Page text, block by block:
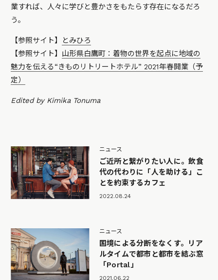
業すれば、人々に学びと豊かさをもたらす存在になるだろ
う。
【参照サイト】
とみひろ
【参照サイト】 山形県白鷹町：着物の世界を起点に地域の
魅力を伝える“きものリトリートホテル” 2021年春開業（予
定）
Edited by Kimika Tonuma
ニュース
ご近所と繋がりたい人に。飲食
代の代わりに「人を助ける」こ
とを約束するカフェ
2022.08.24
ニュース
国境による分断をなくす。リア
ルタイムで都市と都市を結ぶ窓
「Portal」
2021.06.22